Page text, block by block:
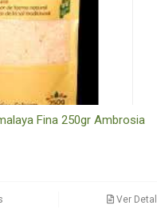
Fina 250gr Ambrosia
Ver